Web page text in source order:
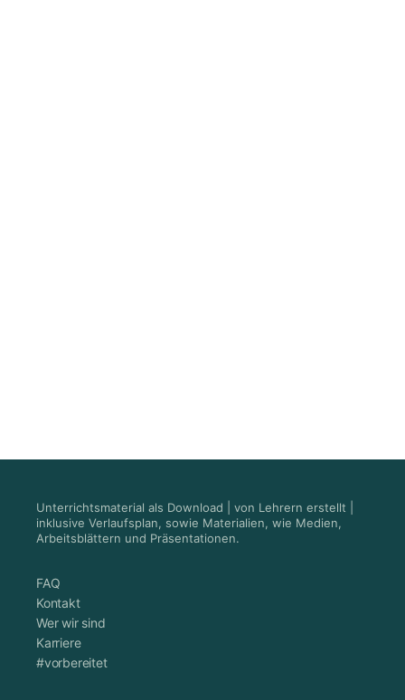
Unterrichtsmaterial als Download | von Lehrern erstellt |
inklusive Verlaufsplan, sowie Materialien, wie Medien,
Arbeitsblättern und Präsentationen.
FAQ
Kontakt
Wer wir sind
Karriere
#vorbereitet